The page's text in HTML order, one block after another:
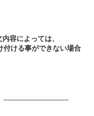
容によっては、
付ける事ができない場合